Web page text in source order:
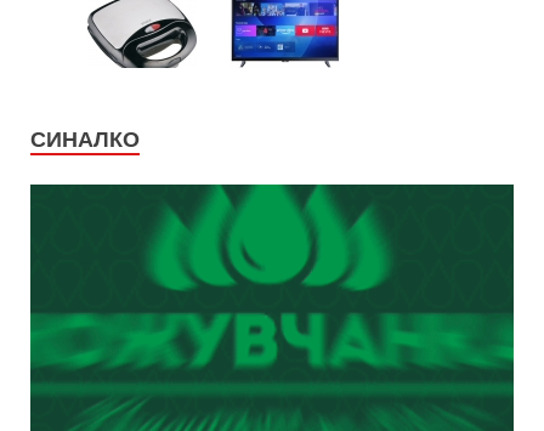
СИНАЛКО